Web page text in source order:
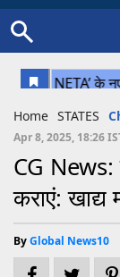
Uttar Pradesh
Chhattisgarh
Bihar
Cricket
Football
Home STATES
Apr 8, 2025, 18:26
CG
कराएं:
ByGlobal News10